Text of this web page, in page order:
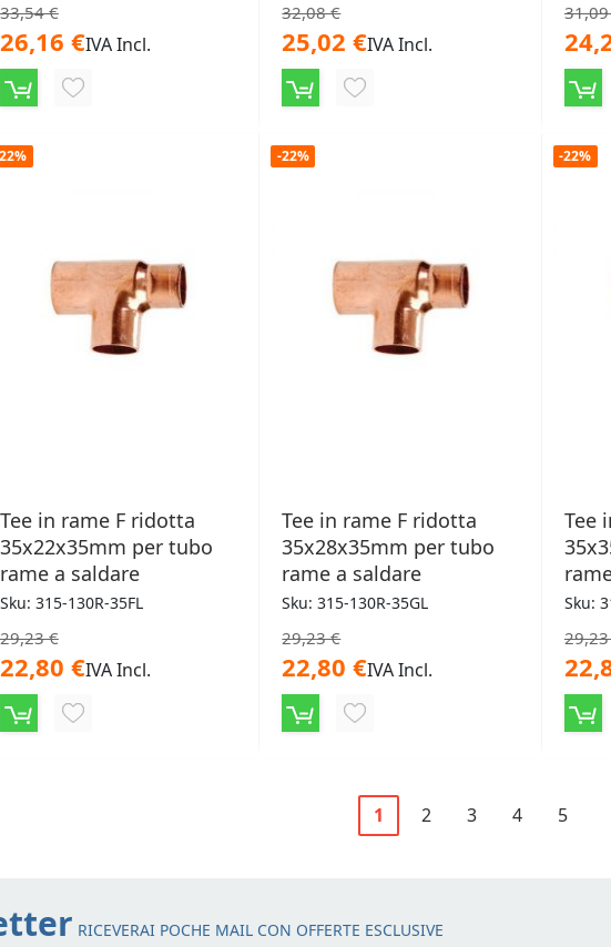
33,54 €
26,16 €IVA Incl.
AGGIUNGI
32,08 €
25,02 €IVA Incl.
AGGIUNGI
Tee in rame F ridotta
35x22x35mm per tubo
rame a saldare
Sku: 315-130R-35FL
29,23 €
22,80 €IVA Incl.
AGGIUNGI
-22%
Tee in rame F ridotta
35x28x35mm per tubo
rame a saldare
Sku: 315-130R-35GL
29,23 €
22,80 €IVA Incl.
AGGIUNGI
DESIDERI
-22%
Tee
Sku:
Pagina
Attualmente stai leggendo
1 Pagina
2 Pagina
3 Pagina
4 5
RICEVERAI POCHE MAIL CON OFFERTE ESCLUSIVE